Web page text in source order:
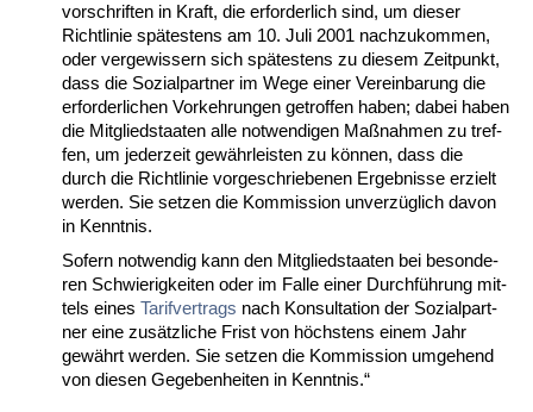
vor­schrif­ten in Kraft, die er­for­der­lich sind, um die­ser
Richt­li­nie spätes­tens am 10. Ju­li 2001 nach­zu­kom­men,
oder ver­ge­wis­sern sich spätes­tens zu die­sem Zeit­punkt,
dass die So­zi­al­part­ner im We­ge ei­ner Ver­ein­ba­rung die
er­for­der­li­chen Vor­keh­run­gen ge­trof­fen ha­ben; da­bei ha­ben
die Mit­glied­staa­ten al­le not­wen­di­gen Maßnah­men zu tref­
fen, um je­der­zeit gewähr­leis­ten zu können, dass die
durch die Richt­li­nie vor­ge­schrie­be­nen Er­geb­nis­se er­zielt
wer­den. Sie set­zen die Kom­mis­si­on un­verzüglich da­von
in Kennt­nis.
So­fern not­wen­dig kann den Mit­glied­staa­ten bei be­son­de­
ren Schwie­rig­kei­ten oder im Fal­le ei­ner Durchführung mit­
tels ei­nes Ta­rif­ver­trags nach Kon­sul­ta­ti­on der So­zi­al­part­
ner ei­ne zusätz­li­che Frist von höchs­tens ei­nem Jahr
gewährt wer­den. Sie set­zen die Kom­mis­si­on um­ge­hend
von die­sen Ge­ge­ben­hei­ten in Kennt­nis.“